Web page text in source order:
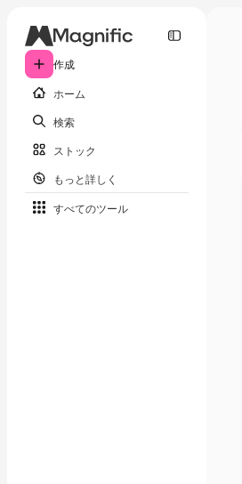
作成
ホーム
検索
ストック
もっと詳しく
すべてのツール